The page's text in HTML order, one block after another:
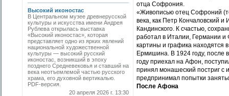
Высокий иконостас
В Центральном музее древнерусской
культуры и искусства имени Андрея
Рублева открылась выставка
«Высокий иконостас», которая
представляет одно из ярких явлений
национальной художественной
культуры — высокий русский
иконостас, возникший в эпоху
позднего Средневековья и ставший на
века неотъемлемой частью русского
храма, его духовной вертикалью.
PDF-версия.
20 апреля 2026 г. 13:30
отца Софрония.
«Живописью отец Софроний
века, как Петр Кончаловский
Кандинского. К счастью,
работал в Италии, Германии и
картины и графика находятся
Ермишина. В 1924 году, после
году приехал на Афон,
принял монашеский постриг с
предпринимал попытки
После Афона